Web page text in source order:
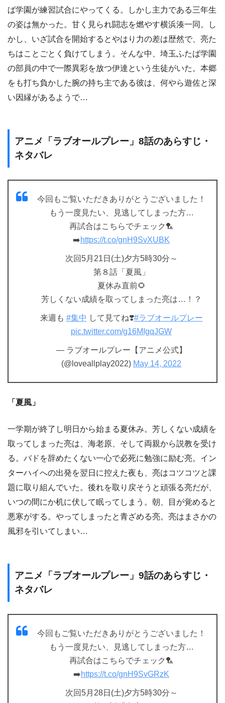
ば学園が練習試合にやってくる。しかし主力である三年生
の姿は無かった。甘く見られ闘志を燃やす横浜湊一同。し
かし、いざ試合を開始するとやはり力の差は歴然で、亮た
ちはことごとく負けてしまう。そんな中、埼玉ふたば学園
の部員の中で一際異彩を放つ伊達という生徒がいた。本郷
をも打ち負かした腕の持ち主である彼は、何やら遊佐と深
い因縁があるようで…
アニメ「ラブオールプレー」8話のあらすじ・
ネタバレ
今回もご覧いただきありがとうございました！
もう一度見たい、見逃してしまった方…
再試合はこちらでチェック🏸
➡️https://t.co/gnH9SvXUBK
次回5月21日(土)夕方5時30分～
第８話「夏風」
夏休み直前🌻
芳しくない成績を取ってしまった亮は…！？
来週も #集中 して見てね❣️#ラブオールプレー
pic.twitter.com/g16MIgqJGW
— ラブオールプレー【アニメ公式】
(@loveallplay2022) May 14, 2022
「夏風」
一学期が終了し明日から始まる夏休み。芳しくない成績を
取ってしまった亮は、海老原、そして両親から説教を受け
る。バドを辞めたくない一心で必死に勉強に励む亮。イン
ターハイへの出発を翌日に控えた夜も、亮はコツコツと課
題に取り組んでいた。後れを取り戻そうと頑張る亮だが、
いつの間にか机に伏して眠ってしまう。朝、目が覚めると
悪寒がする。やってしまったと青ざめる亮。亮はまさかの
風邪を引いてしまい…
アニメ「ラブオールプレー」9話のあらすじ・
ネタバレ
今回もご覧いただきありがとうございました！
もう一度見たい、見逃してしまった方…
再試合はこちらでチェック🏸
➡️https://t.co/gnH9SvGRzK
次回5月28日(土)夕方5時30分～